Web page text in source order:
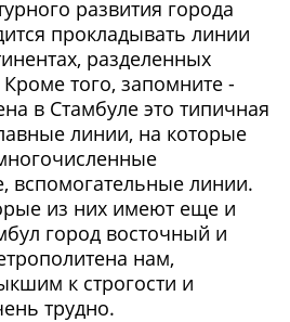
развития города
прокладывать линии
разделенных
того, запомните -
в Стамбуле это типичная
линии, на которые
вспомогательные линии.
из них имеют еще и
город восточный и
нам,
к строгости и
трудно.